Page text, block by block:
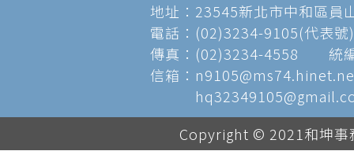
地址： 23545新北市中和區員
電話：(02)3234-9105(代表
傳真：(02)3234-4558 統
信箱：
Copyright © 2021和坤事